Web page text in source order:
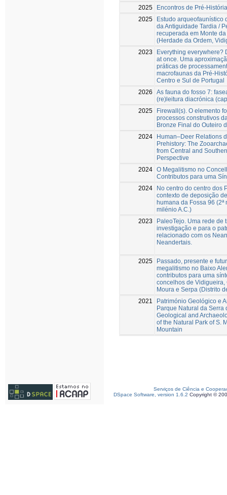
2025
Encontros de Pré-
2025
Estudo arqueofaunístico
da Antiguidade Tardia /
recuperada em Monte
(Herdade da Ordem,
2023
Everything everywhere?
at once. Uma
práticas de
macrofaunas da Pré-
Centro e Sul de Portugal
2026
As fauna do fosso 7:
(re)leitura diacrónica
2025
Firewall(s). O elemento
processos construtivos
Bronze Final do Outeiro
2024
Human–Deer Relations
Prehistory: The
from Central and
Perspective
2024 O Megalitismo no
Contributos para uma
2024
No centro do centro dos
contexto de deposição
humana da Fossa 96 (2ª
milénio A.C.)
2023
PaleoTejo. Uma rede de
investigação e para o
relacionado com os
Neandertais.
2025
Passado, presente e
megalitismo no Baixo
contributos para uma
concelhos de Vidigueira,
Moura e Serpa (Distrito
2021
Património Geológico e
Parque Natural da Serra
Geological and
of the Natural Park of S.
Mountain
Serviços de Ciência e
DSpace Software, version 1.6.2 Copyright ©